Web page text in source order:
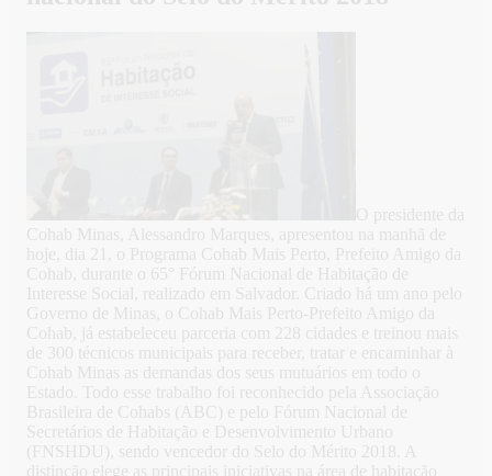
O presidente da
Cohab Minas, Alessandro Marques, apresentou na manhã de
hoje, dia 21, o Programa Cohab Mais Perto, Prefeito Amigo da
Cohab, durante o 65° Fórum Nacional de Habitação de
Interesse Social, realizado em Salvador. Criado há um ano pelo
Governo de Minas, o Cohab Mais Perto-Prefeito Amigo da
Cohab, já estabeleceu parceria com 228 cidades e treinou mais
de 300 técnicos municipais para receber, tratar e encaminhar à
Cohab Minas as demandas dos seus mutuários em todo o
Estado.
Todo esse trabalho foi reconhecido pela Associação
Brasileira de Cohabs (ABC) e pelo Fórum Nacional de
Secretários de Habitação e Desenvolvimento Urbano
(FNSHDU), sendo vencedor do Selo do Mérito 2018. A
distinção elege as principais iniciativas na área de habitação